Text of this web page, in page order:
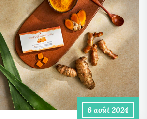
6 août 2024